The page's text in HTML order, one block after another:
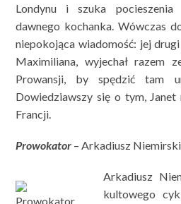
Londynu i szuka
dawnego kochanka. Wówczas
niepokojąca wiadomość: jej
Maximiliana, wyjechał razem
Prowansji, by spędzić tam
Dowiedziawszy się o tym,
Francji.
Prowokator – Arkadiusz
Arkadiusz
kultowego